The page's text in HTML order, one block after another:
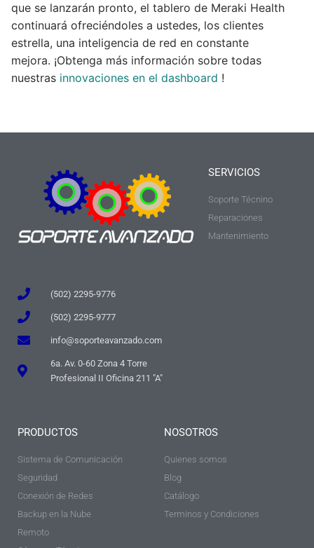
que se lanzarán pronto, el tablero de Meraki Health
continuará ofreciéndoles a ustedes, los clientes
estrella, una inteligencia de red en constante
mejora. ¡Obtenga más información sobre todas
nuestras innovaciones en el dashboard !
(502) 2295-9776
(502) 2295-9777
info@soporteavanzado.com
6a. Av. 0-60 Zona 4 Torre
Profesional II Oficina 211 "A"
SERVICIOS
Soporte Técnino
Reparaciones
Mantenimiento
PRODUCTOS
Sistema de Comunicación
Seguridad
Conexión de Redes
Backup en la Nube
Remoto
NOSOTROS
Quienes somos
Blog
Catálogo
Terminos y Condiciones